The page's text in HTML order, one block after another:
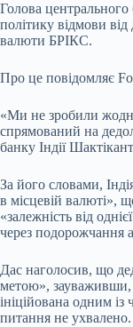
Голова центрального
політику відмови
валюти БРІКС.
Про це повідомляє
«Ми не зробили
спрямований на
банку Індії
За його словами,
в місцевій валюті»,
«залежність від
через подорожчання
Дас наголосив, що
метою»,
ініційована одним
питання не ухвалено.